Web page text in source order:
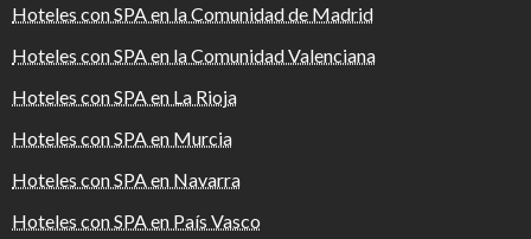
Hoteles con SPA en la Comunidad de Madrid
Hoteles con SPA en la Comunidad Valenciana
Hoteles con SPA en La Rioja
Hoteles con SPA en Murcia
Hoteles con SPA en Navarra
Hoteles con SPA en País Vasco